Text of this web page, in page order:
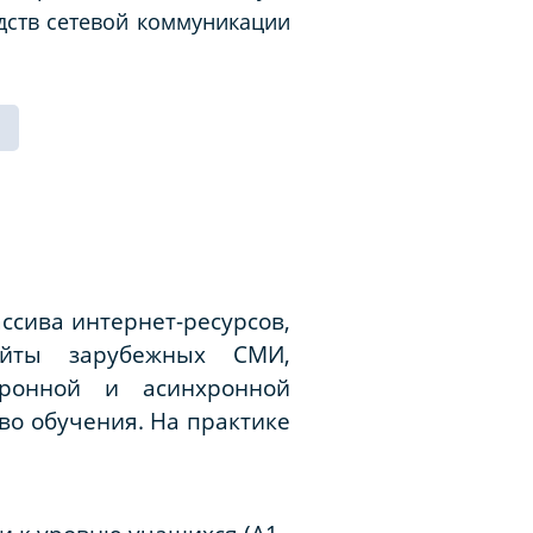
сетевой коммуникации
интернет-ресурсов,
зарубежных СМИ,
и асинхронной
обучения. На практике